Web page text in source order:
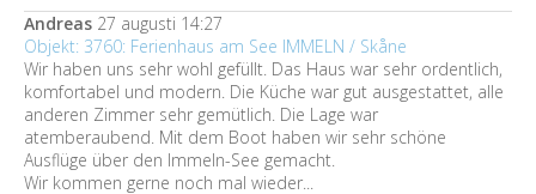
Andreas 27 augusti 14:27
Objekt: 3760: Ferienhaus am See IMMELN / Skåne
Wir haben uns sehr wohl gefüllt. Das Haus war sehr ordentlich,
komfortabel und modern. Die Küche war gut ausgestattet, alle
anderen Zimmer sehr gemütlich. Die Lage war
atemberaubend. Mit dem Boot haben wir sehr schöne
Ausflüge über den Immeln-See gemacht.
Wir kommen gerne noch mal wieder...